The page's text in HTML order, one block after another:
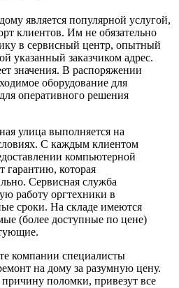
является популярной услугой,
клиентов. Им не обязательно
в сервисный центр, опытный
указанный заказчиком адрес.
значения. В распоряжении
оборудование для
оперативного решения
улица выполняется на
С каждым клиентом
компьютерной
гарантию, которая
Сервисная служба
работу оргтехники в
сроки. На складе имеются
(более доступные по цене)
компании специалисты
на дому за разумную цену.
поломки, привезут все